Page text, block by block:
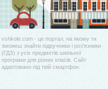
vshkole.com - це портал, на якому ти
зможеш знайти підручники і роз'язники
(ГДЗ) з усіх предметів шкільної
програми для різних класів. Сайт
адаптовано під твій смартфон.